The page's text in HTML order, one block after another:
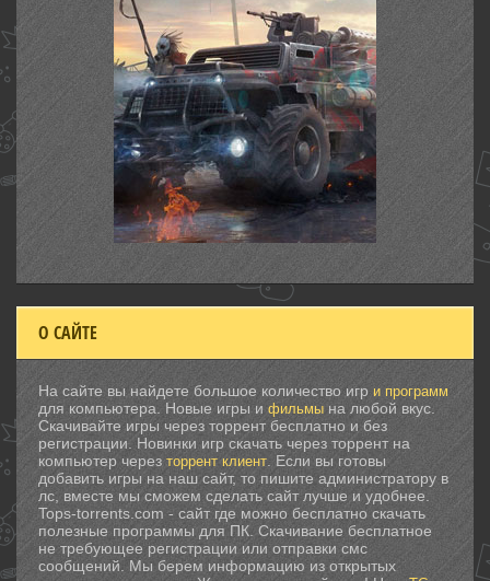
О САЙТЕ
На сайте вы найдете большое количество игр и программ
для компьютера. Новые игры и фильмы на любой вкус.
Скачивайте игры через торрент бесплатно и без
регистрации. Новинки игр скачать через торрент на
компьютер через торрент клиент . Если вы готовы
добавить игры на наш сайт, то пишите администратору в
лс, вместе мы сможем сделать сайт лучше и удобнее.
Tops-torrents.com - сайт где можно бесплатно скачать
полезные программы для ПК. Скачивание бесплатное
не требующее регистрации или отправки смс
сообщений. Мы берем информацию из открытых